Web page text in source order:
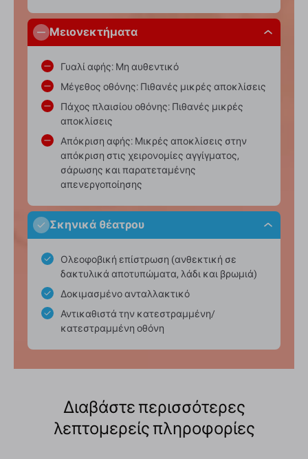
Μειονεκτήματα
Γυαλί αφής: Μη αυθεντικό
Μέγεθος οθόνης: Πιθανές μικρές αποκλίσεις
Πάχος πλαισίου οθόνης: Πιθανές μικρές
αποκλίσεις
Απόκριση αφής: Μικρές αποκλίσεις στην
απόκριση στις χειρονομίες αγγίγματος,
σάρωσης και παρατεταμένης
απενεργοποίησης
Σκηνικά θέατρου
Ολεοφοβική επίστρωση (ανθεκτική σε
δακτυλικά αποτυπώματα, λάδι και βρωμιά)
Δοκιμασμένο ανταλλακτικό
Αντικαθιστά την κατεστραμμένη/
κατεστραμμένη οθόνη
Διαβάστε περισσότερες
λεπτομερείς πληροφορίες